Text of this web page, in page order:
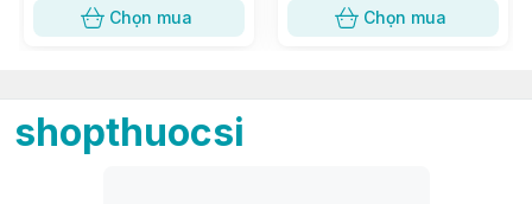
Chọn mua Chọn mua
shopthuocsi